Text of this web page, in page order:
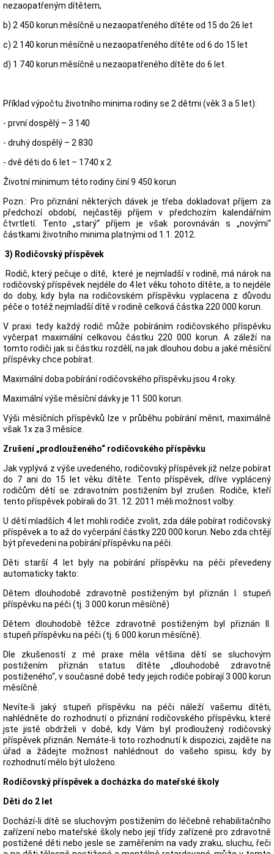
nezaopatřeným dítětem,
b) 2 450 korun měsíčně u nezaopatřeného dítěte od 15 do 26 let
c) 2 140 korun měsíčně u nezaopatřeného dítěte od 6 do 15 let
d) 1 740 korun měsíčně u nezaopatřeného dítěte do 6 let.
Příklad výpočtu životního minima rodiny se 2 dětmi (věk 3 a 5 let):
- první dospělý – 3 140
- druhý dospělý – 2 830
- dvě děti do 6 let – 1740 x 2
Životní minimum této rodiny činí 9 450 korun
Pozn.: Pro přiznání některých dávek je třeba dokladovat příjem za
předchozí období, nejčastěji příjem v předchozím kalendářním
čtvrtletí. Tento „starý“ příjem je však porovnáván s „novými“
částkami životního minima platnými od 1.1. 2012.
3) Rodičovský příspěvek
Rodič, který pečuje o dítě, které je nejmladší v rodině, má nárok na
rodičovský příspěvek nejdéle do 4 let věku tohoto dítěte, a to nejdéle
do doby, kdy byla na rodičovském příspěvku vyplacena z důvodu
péče o totéž nejmladší dítě v rodině celková částka 220 000 korun.
V praxi tedy každý rodič může pobíráním rodičovského příspěvku
vyčerpat maximální celkovou částku 220 000 korun. A záleží na
tomto rodiči jak si částku rozdělí, na jak dlouhou dobu a jaké měsíční
příspěvky chce pobírat.
Maximální doba pobírání rodičovského příspěvku jsou 4 roky.
Maximální výše měsíční dávky je 11 500 korun.
Výši měsíčních příspěvků lze v průběhu pobírání měnit, maximálně
však 1x za 3 měsíce.
Zrušení „prodlouženého“ rodičovského příspěvku
Jak vyplývá z výše uvedeného, rodičovský příspěvek již nelze pobírat
do 7 ani do 15 let věku dítěte. Tento příspěvek, dříve vyplácený
rodičům dětí se zdravotním postižením byl zrušen. Rodiče, kteří
tento příspěvek pobírali do 31. 12. 2011 měli možnost volby:
U dětí mladších 4 let mohli rodiče zvolit, zda dále pobírat rodičovský
příspěvek a to až do vyčerpání částky 220 000 korun. Nebo zda chtějí
být převedeni na pobírání příspěvku na péči.
Děti starší 4 let byly na pobírání příspěvku na péči převedeny
automaticky takto:
Dětem dlouhodobě zdravotně postiženým byl přiznán I. stupeň
příspěvku na péči (tj. 3 000 korun měsíčně)
Dětem dlouhodobě těžce zdravotně postiženým byl přiznán II.
stupeň příspěvku na péči (tj. 6 000 korun měsíčně).
Dle zkušeností z mé praxe měla většina dětí se sluchovým
postižením přiznán status dítěte „dlouhodobě zdravotně
postiženého“, v současné době tedy jejich rodiče pobírají 3 000 korun
měsíčně.
Nevíte-li jaký stupeň příspěvku na péči náleží vašemu dítěti,
nahlédněte do rozhodnutí o přiznání rodičovského příspěvku, které
jste jistě obdrželi v době, kdy Vám byl prodloužený rodičovský
příspěvek přiznán. Nemáte-li toto rozhodnutí k dispozici, zajděte na
úřad a žádejte možnost nahlédnout do vašeho spisu, kdy by
rozhodnutí mělo být uloženo.
Rodičovský příspěvek a docházka do mateřské školy
Děti do 2 let
Dochází-li dítě se sluchovým postižením do léčebně rehabilitačního
zařízení nebo mateřské školy nebo její třídy zařízené pro zdravotně
postižené děti nebo jesle se zaměřením na vady zraku, sluchu, řeči